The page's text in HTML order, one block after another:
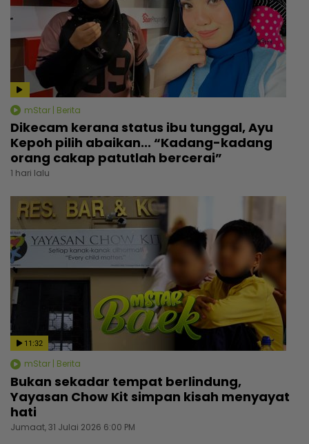
mStar | Berita
Dikecam kerana status ibu tunggal, Ayu
Kepoh pilih abaikan... “Kadang-kadang
orang cakap patutlah bercerai”
1 hari lalu
11:32
mStar | Berita
Bukan sekadar tempat berlindung,
Yayasan Chow Kit simpan kisah menyayat
hati
Jumaat, 31 Julai 2026 6:00 PM